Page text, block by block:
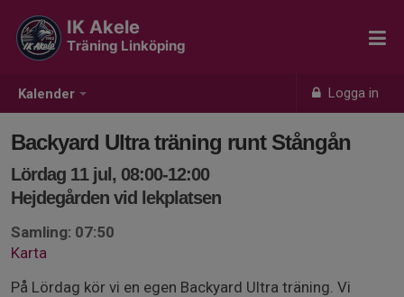
Kalender Logga in
IK Akele
Träning Linköping
Backyard Ultra träning runt Stångån
Lördag 11 jul, 08:00-12:00
Hejdegården vid lekplatsen
Samling: 07:50
Karta
På Lördag kör vi en egen Backyard Ultra träning. Vi